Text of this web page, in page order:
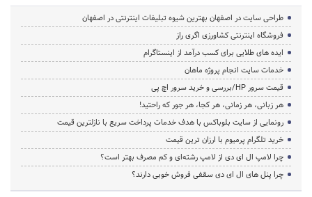
طراحی سایت در اصفهان بهترین شیوه تبلیغات اینترنتی در اصفهان
فروشگاه اینترنتی کشاورزی اگری راز
ایده های طلایی برای کسب درآمد از اینستاگرام
خدمات سایت انجام پروژه ماهان
قیمت سرور HP/بررسی و خرید سرور اچ پی
هر زبانی، هر زمانی، هر کجا، هر جور که راحتید!
رونمایی از سایت بلوباکس با هدف خدمات پرداخت سریع با نازلترین قیمت
خرید تلگرام پرمیوم با ارزان ترین قیمت
چرا لامپ ال ای دی از لامپ رشته‌ای و کم مصرف بهتر است؟
چرا پنل های ال ای دی سقفی فروش خوبی دارند؟